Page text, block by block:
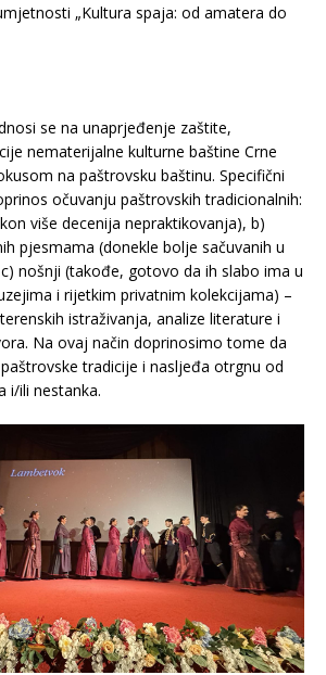
„Kultura spaja: od amatera do
se na unaprjeđenje zaštite,
nematerijalne kulturne baštine Crne
na paštrovsku baštinu. Specifični
očuvanju paštrovskih tradicionalnih:
više decenija nepraktikovanja), b)
pjesmama (donekle bolje sačuvanih u
nošnji (takođe, gotovo da ih slabo ima u
i rijetkim privatnim kolekcijama) –
istraživanja, analize literature i
Na ovaj način doprinosimo tome da
tradicije i nasljeđa otrgnu od
i/ili nestanka.